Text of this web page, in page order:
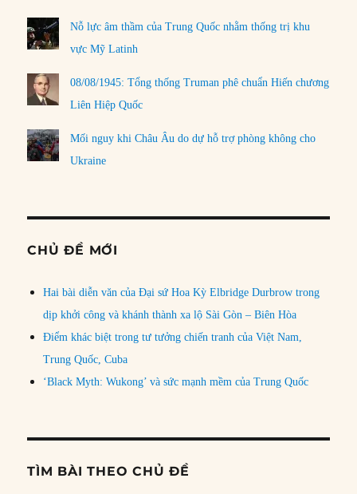
Nỗ lực âm thầm của Trung Quốc nhằm thống trị khu
vực Mỹ Latinh
08/08/1945: Tổng thống Truman phê chuẩn Hiến chương
Liên Hiệp Quốc
Mối nguy khi Châu Âu do dự hỗ trợ phòng không cho
Ukraine
CHỦ ĐỀ MỚI
Hai bài diễn văn của Đại sứ Hoa Kỳ Elbridge Durbrow trong
dịp khởi công và khánh thành xa lộ Sài Gòn – Biên Hòa
Điểm khác biệt trong tư tưởng chiến tranh của Việt Nam,
Trung Quốc, Cuba
‘Black Myth: Wukong’ và sức mạnh mềm của Trung Quốc
TÌM BÀI THEO CHỦ ĐỀ